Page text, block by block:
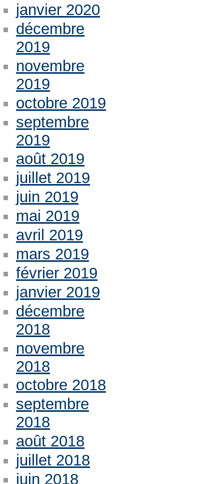
janvier 2020
décembre
2019
novembre
2019
octobre 2019
septembre
2019
août 2019
juillet 2019
juin 2019
mai 2019
avril 2019
mars 2019
février 2019
janvier 2019
décembre
2018
novembre
2018
octobre 2018
septembre
2018
août 2018
juillet 2018
juin 2018